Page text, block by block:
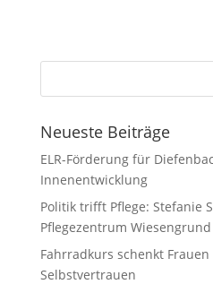
Neueste Beiträge
ELR-Förderung für
Innenentwicklung
Politik trifft Pflege: Stefanie
Pflegezentrum Wiesengrund
Fahrradkurs schenkt
Selbstvertrauen